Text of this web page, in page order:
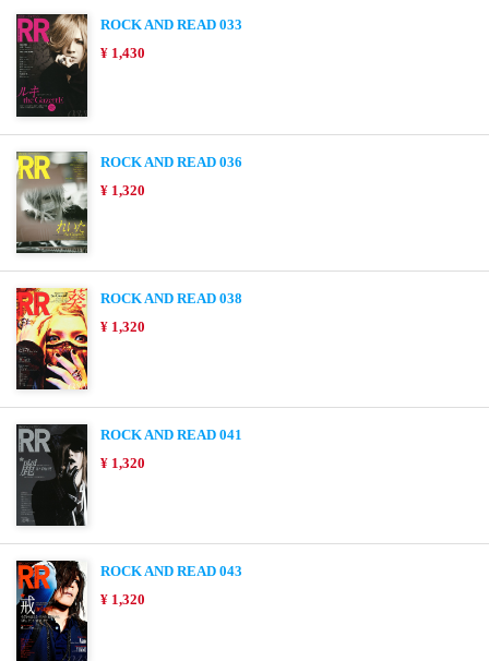
ROCK AND READ 033
¥ 1,430
ROCK AND READ 036
¥ 1,320
ROCK AND READ 038
¥ 1,320
ROCK AND READ 041
¥ 1,320
ROCK AND READ 043
¥ 1,320